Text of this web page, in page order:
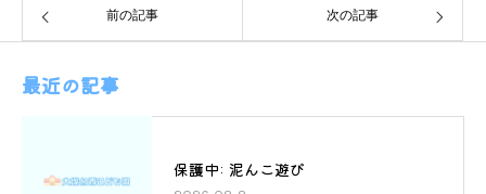
前の記事 次の記事
最近の記事
保護中: 泥んこ遊び